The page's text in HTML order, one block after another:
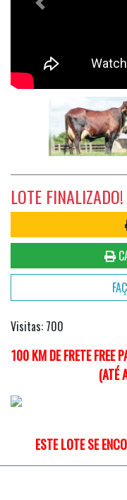
Previous
LOTE FINALIZADO!
Visitas: 700
100 KM DE FRETE FREE
(ATÉ
ESTE LOTE SE